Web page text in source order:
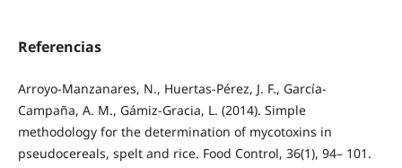
Referencias
Arroyo-Manzanares, N., Huertas-Pérez, J. F., García-
Campaña, A. M., Gámiz-Gracia, L. (2014). Simple
methodology for the determination of mycotoxins in
pseudocereals, spelt and rice. Food Control, 36(1), 94– 101.